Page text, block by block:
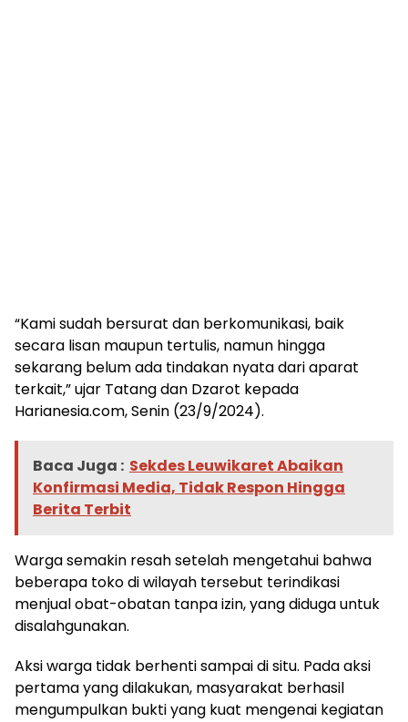
“Kami sudah bersurat dan berkomunikasi, baik
secara lisan maupun tertulis, namun hingga
sekarang belum ada tindakan nyata dari aparat
terkait,” ujar Tatang dan Dzarot kepada
Harianesia.com, Senin (23/9/2024).
Baca Juga : Sekdes Leuwikaret Abaikan
Konfirmasi Media, Tidak Respon Hingga
Berita Terbit
Warga semakin resah setelah mengetahui bahwa
beberapa toko di wilayah tersebut terindikasi
menjual obat-obatan tanpa izin, yang diduga untuk
disalahgunakan.
Aksi warga tidak berhenti sampai di situ. Pada aksi
pertama yang dilakukan, masyarakat berhasil
mengumpulkan bukti yang kuat mengenai kegiatan